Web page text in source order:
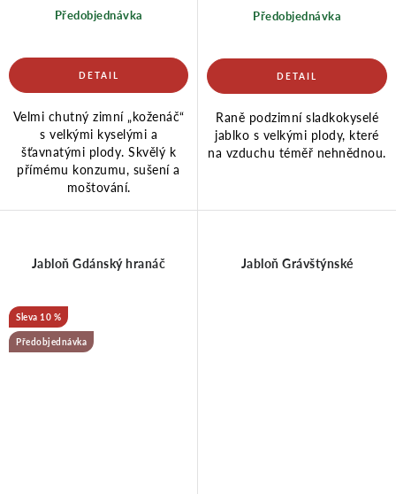
Předobjednávka
Velmi chutný zimní „koženáč“
s velkými kyselými a
šťavnatými plody. Skvělý k
přímému konzumu, sušení a
moštování.
Předobjednávka
Raně podzimní sladkokyselé
jablko s velkými plody, které
na vzduchu téměř nehnědnou.
Jabloň Gdánský hranáč
10 %
Předobjednávka
Jabloň Grávštýnské